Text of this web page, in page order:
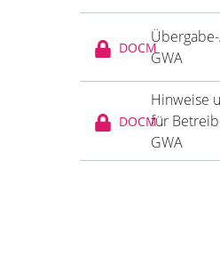
DOCM
GWA
DOCM
Hinweise
für
GWA